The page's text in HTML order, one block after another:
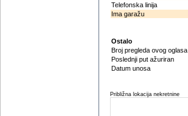
Telefonska linija
Ima garažu
Ostalo
Broj pregleda ovog oglasa
Poslednji put ažuriran
Datum unosa
Približna lokacija nekretnine